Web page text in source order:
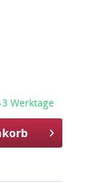
Werktage